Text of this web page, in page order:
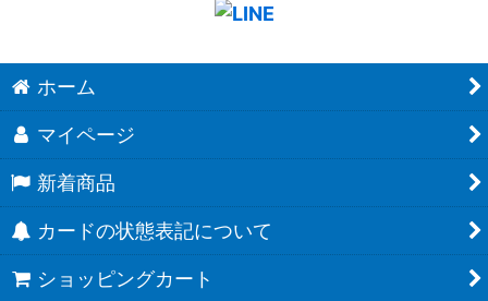
ホーム
マイページ
新着商品
カードの状態表記について
ショッピングカート